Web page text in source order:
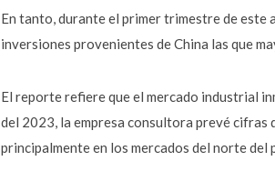
En tanto, durante el primer trimestre de este
inversiones provenientes de China las que
El reporte refiere que el mercado industrial
del 2023, la empresa consultora prevé cifras
principalmente en los mercados del norte del